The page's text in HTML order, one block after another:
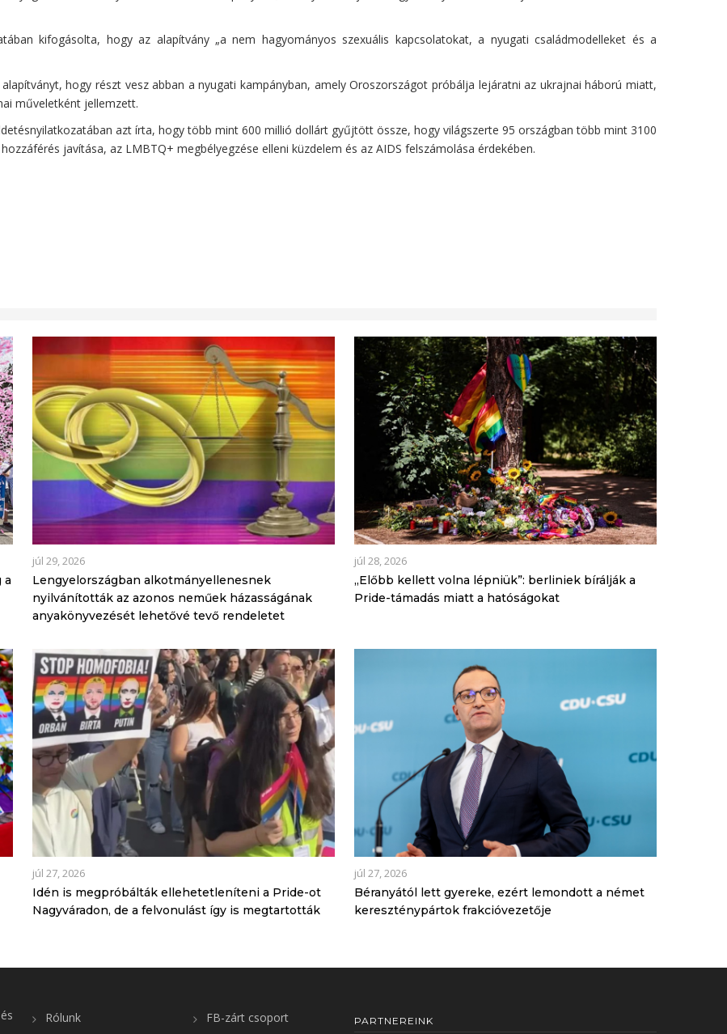
kifogásolta, hogy az alapítvány „a nem hagyományos szexuális kapcsolatokat, a nyugati családmodelleket és a
hogy részt vesz abban a nyugati kampányban, amely Oroszországot próbálja lejáratni az ukrajnai háború miatt,
műveletként jellemzett.
azt írta, hogy több mint 600 millió dollárt gyűjtött össze, hogy világszerte 95 országban több mint 3100
javítása, az LMBTQ+ megbélyegzése elleni küzdelem és az AIDS felszámolása érdekében.
a
júl 29, 2026
Lengyelországban alkotmányellenesnek
nyilvánították az azonos neműek házasságának
anyakönyvezését lehetővé tevő rendeletet
júl 28, 2026
„Előbb kellett volna lépniük”: berliniek bírálják a
Pride-támadás miatt a hatóságokat
júl 27, 2026
Idén is megpróbálták ellehetetleníteni a Pride-ot
Nagyváradon, de a felvonulást így is megtartották
júl 27, 2026
Béranyától lett gyereke, ezért lemondott a német
kereszténypártok frakcióvezetője
Rólunk FB-zárt csoport PARTNEREINK